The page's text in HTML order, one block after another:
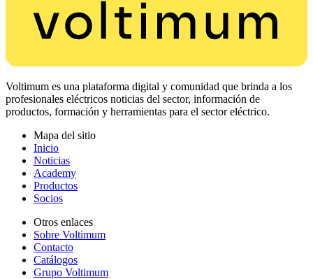
Voltimum es una plataforma digital y comunidad que brinda a los
profesionales eléctricos noticias del sector, información de
productos, formación y herramientas para el sector eléctrico.
Mapa del sitio
Inicio
Noticias
Academy
Productos
Socios
Otros enlaces
Sobre Voltimum
Contacto
Catálogos
Grupo Voltimum